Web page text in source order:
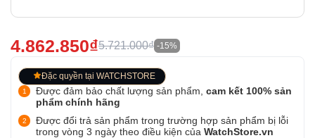
4.862.850₫5.721.000₫ -15%
Đặc quyền tại WATCHSTORE
Được đảm bảo chất lượng sản phẩm, cam kết 100% sản
phẩm chính hãng
Được đổi trả sản phẩm trong trường hợp sản phẩm bị lỗi
trong vòng 3 ngày theo điều kiện của WatchStore.vn